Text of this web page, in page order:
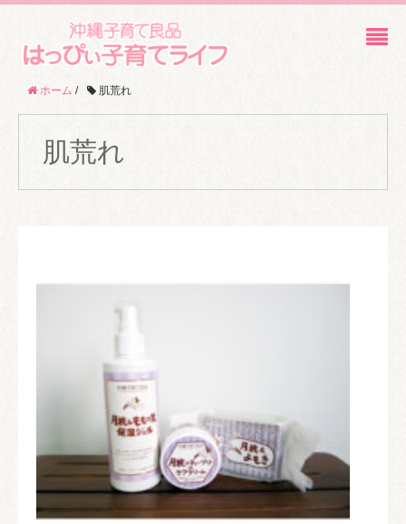
ホーム / 肌荒れ
肌荒れ